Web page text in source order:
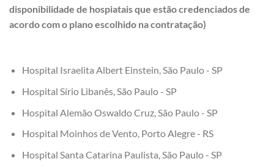
disponibilidade de hospiatais que estão credenciados de
acordo com o plano escolhido na contratação)
Hospital Israelita Albert Einstein, São Paulo - SP
Hospital Sírio Libanês, São Paulo - SP
Hospital Alemão Oswaldo Cruz, São Paulo - SP
Hospital Moinhos de Vento, Porto Alegre - RS
Hospital Santa Catarina Paulista, São Paulo - SP